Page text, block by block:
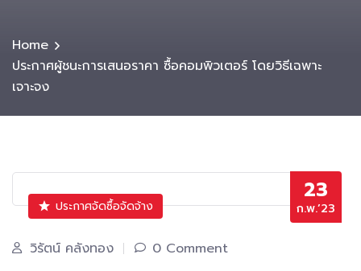
Home
ประกาศผู้ชนะการเสนอราคา ซื้อคอมพิวเตอร์ โดยวิธีเฉพาะ
เจาะจง
23
ก.พ.’23
ประกาศจัดซื้อจัดจ้าง
วิรัตน์ คลังทอง 0 Comment